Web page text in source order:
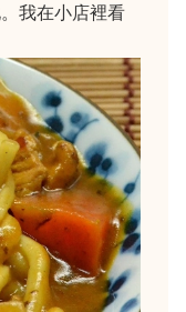
我在小店裡看